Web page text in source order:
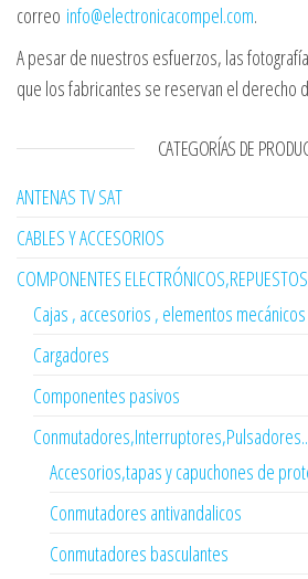
correo info@electronicacompel.com.
A pesar de nuestros esfuerzos, las
que los fabricantes se reservan el derecho
CATEGORÍAS DE
ANTENAS TV SAT
CABLES Y ACCESORIOS
COMPONENTES
Cajas , accesorios , elementos mecánicos
Cargadores
Componentes pasivos
Accesorios,tapas y capuchones de
Conmutadores antivandalicos
Conmutadores basculantes